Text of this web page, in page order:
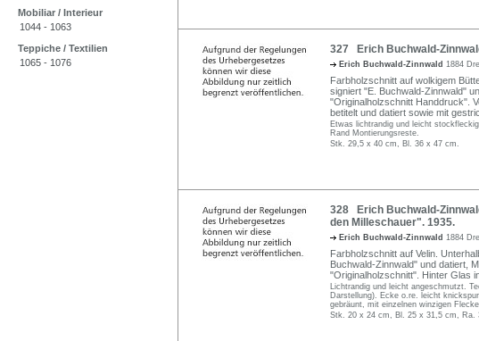
Mobiliar / Interieur
1044 - 1063
Teppiche / Textilien
1065 - 1076
327 Erich Buchwald-
Erich Buchwald-Zinnwald 1884
Farbholzschnitt auf wolkigem
signiert "E. Buchwald-Zinnwald"
"Originalholzschnitt Handdruck".
betitelt und datiert sowie mit
Etwas lichtrandig und leicht
Rand Montierungsreste.
Stk. 29,5 x 40 cm, Bl. 36 x 47 cm.
328 Erich Buchwald-
den Milleschauer". 1935.
Erich Buchwald-Zinnwald 1884
Farbholzschnitt auf Velin.
Buchwald-Zinnwald" und datiert,
"Originalholzschnitt". Hinter Glas
Lichtrandig und leicht angeschmutzt.
Darstellung). Ecke o.re. leicht
gebräunt, mit einzelnen winzigen
Stk. 20 x 24 cm, Bl. 25 x 31,5 cm, Ra.